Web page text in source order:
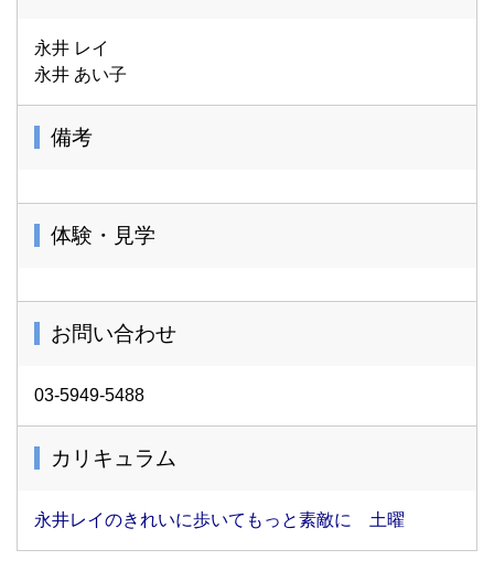
永井 レイ
永井 あい子
備考
体験・見学
お問い合わせ
03-5949-5488
カリキュラム
永井レイのきれいに歩いてもっと素敵に 土曜